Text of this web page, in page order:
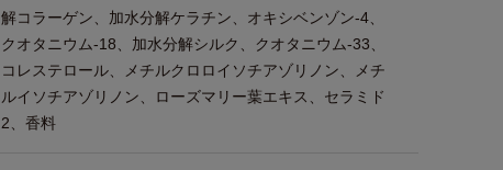
解コラーゲン、加水分解ケラチン、オキシベンゾン-4、
クオタニウム-18、加水分解シルク、クオタニウム-33、
コレステロール、メチルクロロイソチアゾリノン、メチ
ルイソチアゾリノン、ローズマリー葉エキス、セラミド
2、香料